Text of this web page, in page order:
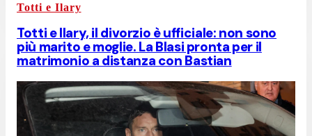
Totti e Ilary
Totti e Ilary, il divorzio è ufficiale: non sono
più marito e moglie. La Blasi pronta per il
matrimonio a distanza con Bastian